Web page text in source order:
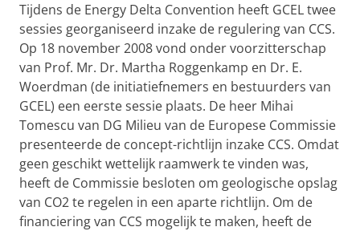
Tijdens de Energy Delta Convention heeft GCEL twee
sessies georganiseerd inzake de regulering van CCS.
Op 18 november 2008 vond onder voorzitterschap
van Prof. Mr. Dr. Martha Roggenkamp en Dr. E.
Woerdman (de initiatiefnemers en bestuurders van
GCEL) een eerste sessie plaats. De heer Mihai
Tomescu van DG Milieu van de Europese Commissie
presenteerde de concept-richtlijn inzake CCS. Omdat
geen geschikt wettelijk raamwerk te vinden was,
heeft de Commissie besloten om geologische opslag
van CO2 te regelen in een aparte richtlijn. Om de
financiering van CCS mogelijk te maken, heeft de